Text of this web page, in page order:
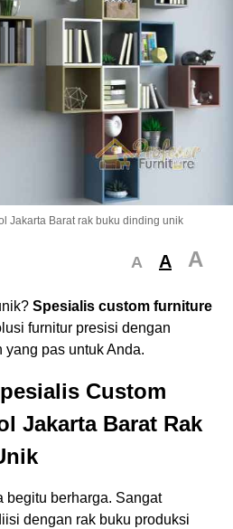
Jakarta Barat rak buku dinding unik
A A A
Spesialis custom furniture
furnitur presisi dengan
pas untuk Anda.
Custom
Jakarta Barat Rak
begitu berharga. Sangat
dengan rak buku produksi